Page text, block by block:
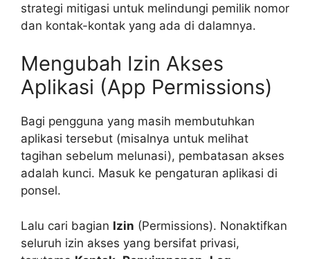
strategi mitigasi untuk melindungi pemilik nomor
dan kontak-kontak yang ada di dalamnya.
Mengubah Izin Akses
Aplikasi (App Permissions)
Bagi pengguna yang masih membutuhkan
aplikasi tersebut (misalnya untuk melihat
tagihan sebelum melunasi), pembatasan akses
adalah kunci. Masuk ke pengaturan aplikasi di
ponsel.
Lalu cari bagian Izin (Permissions). Nonaktifkan
seluruh izin akses yang bersifat privasi,